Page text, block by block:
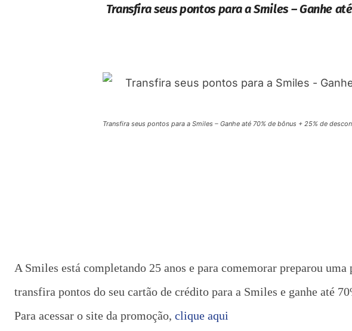
Transfira seus pontos para a Smiles – Ganhe
Transfira seus pontos para a Smiles – Ganhe até 70% de bônus + 25% de
A Smiles está completando 25 anos e para comemorar preparou
transfira pontos do seu cartão de crédito para a Smiles e ganhe até
Para acessar o site da promoção, clique aqui